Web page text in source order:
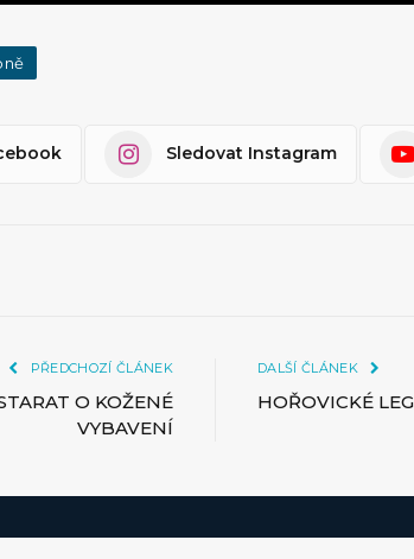
Sledovat Instagram
PŘEDCHOZÍ ČLÁNEK
O KOŽENÉ
VYBAVENÍ
DALŠÍ ČLÁNEK
HOŘOVICKÉ